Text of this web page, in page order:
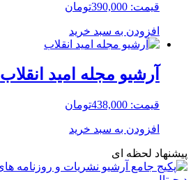
قیمت: 390,000تومان
افزودن به سبد خرید
آرشیو مجله امید انقلاب
قیمت: 438,000تومان
افزودن به سبد خرید
پیشنهاد لحظه ای